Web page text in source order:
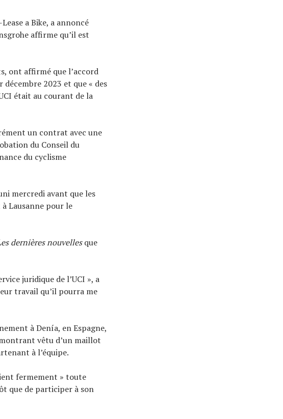
a Bike, a annoncé
affirme qu’il est
ont affirmé que l’accord
2023 et que « des
était au courant de la
un contrat avec une
du Conseil du
du cyclisme
mercredi avant que les
Lausanne pour le
dernières nouvellesque
juridique de l’UCI », a
travail qu’il pourra me
à Denía, en Espagne,
vêtu d’un maillot
à l’équipe.
fermement » toute
que de participer à son